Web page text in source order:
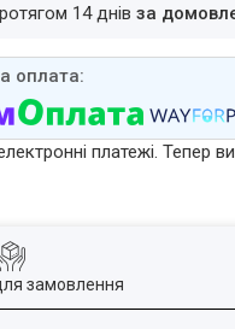
14 днівза
платежі. Тепер
замовлення